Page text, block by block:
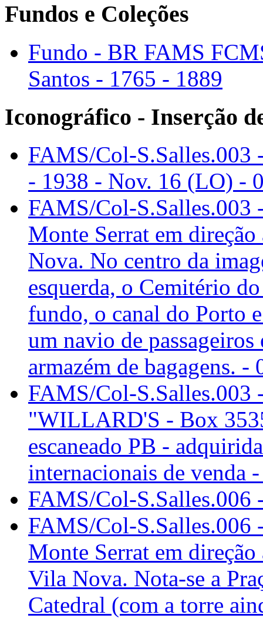
Fundos e Coleções
Fundo - BR FAMS
Santos - 1765 - 1889
Iconográfico - Inserção
FAMS/Col-S.Salles.003
- 1938 - Nov. 16 (LO) -
FAMS/Col-S.Salles.003
Monte Serrat em
Nova. No centro da
esquerda, o Cemitério
fundo, o canal do Porto
um navio de
armazém de bagagens. -
FAMS/Col-S.Salles.003
"WILLARD'S - Box
escaneado PB -
internacionais de venda
FAMS/Col-S.Salles.006
FAMS/Col-S.Salles.006
Monte Serrat em
Vila Nova. Nota-se a
Catedral (com a torre